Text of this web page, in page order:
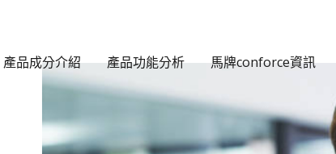
產品成分介紹 產品功能分析 馬牌conforce資訊